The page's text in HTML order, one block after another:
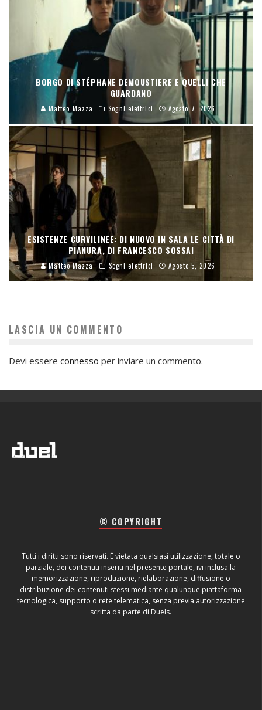
BORGO DI STÉPHANE DEMOUSTIERE E QUELLI CHE
GUARDANO
Matteo Mazza Sogni elettrici Agosto 7, 2026
ESISTENZE CURVILINEE: DI NUOVO IN SALA LE CITTÀ DI
PIANURA, DI FRANCESCO SOSSAI
Matteo Mazza Sogni elettrici Agosto 5, 2026
LASCIA UN COMMENTO
Devi essere connesso per inviare un commento.
© COPYRIGHT
Tutti i diritti sono riservati. È vietata qualsiasi utilizzazione, totale o
parziale, dei contenuti inseriti nel presente portale, ivi inclusa la
memorizzazione, riproduzione, rielaborazione, diffusione o
distribuzione dei contenuti stessi mediante qualunque piattaforma
tecnologica, supporto o rete telematica, senza previa autorizzazione
scritta da parte di Duels.